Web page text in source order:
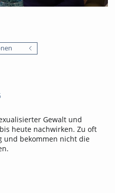
Gewalt und
heute nachwirken. Zu oft
und bekommen nicht die